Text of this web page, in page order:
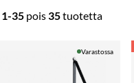
1-35 pois35tuotetta
Varastossa